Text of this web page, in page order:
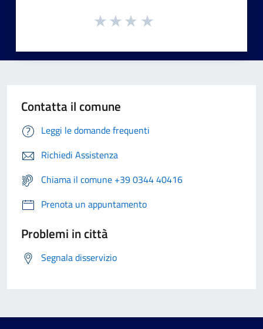
Contatta il comune
Leggi le domande frequenti
Richiedi Assistenza
Chiama il comune +39 0344 40416
Prenota un appuntamento
Problemi in città
Segnala disservizio